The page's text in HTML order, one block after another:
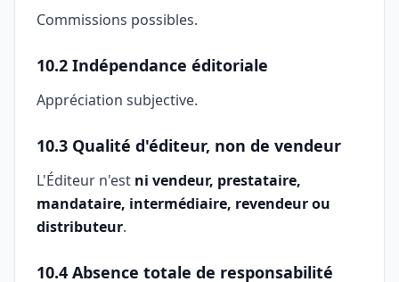
Commissions possibles.
10.2 Indépendance éditoriale
Appréciation subjective.
10.3 Qualité d'éditeur, non de vendeur
L'Éditeur n'est ni vendeur, prestataire,
mandataire, intermédiaire, revendeur ou
distributeur.
10.4 Absence totale de responsabilité